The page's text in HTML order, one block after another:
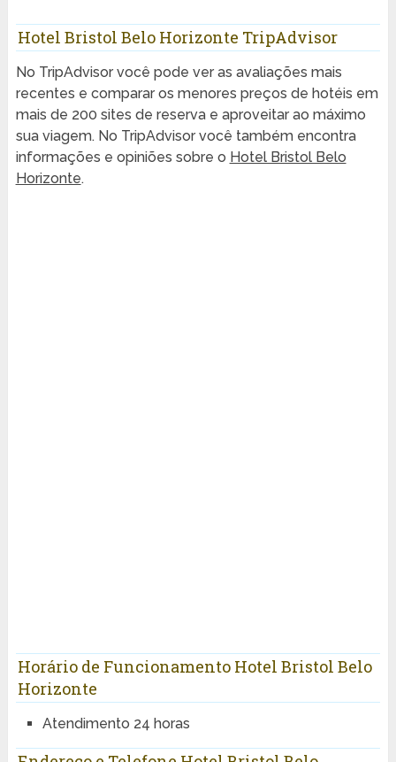
Hotel Bristol Belo Horizonte TripAdvisor
No TripAdvisor você pode ver as avaliações mais
recentes e comparar os menores preços de hotéis em
mais de 200 sites de reserva e aproveitar ao máximo
sua viagem. No TripAdvisor você também encontra
informações e opiniões sobre o Hotel Bristol Belo
Horizonte.
Horário de Funcionamento Hotel Bristol Belo
Horizonte
Atendimento 24 horas